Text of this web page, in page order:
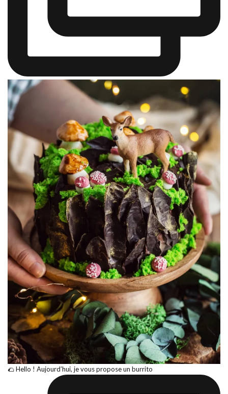
🌮 Hello ! Aujourd’hui, je vous propose un burrito